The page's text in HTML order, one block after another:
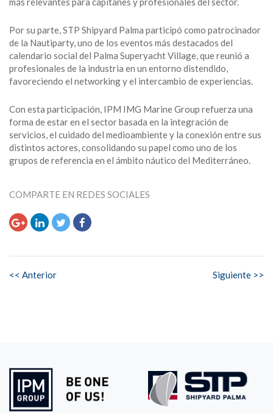
Por su parte, STP Shipyard Palma participó como patrocinador
de la Nautiparty, uno de los eventos más destacados del
calendario social del Palma Superyacht Village, que reunió a
profesionales de la industria en un entorno distendido,
favoreciendo el networking y el intercambio de experiencias.
Con esta participación, IPM IMG Marine Group refuerza una
forma de estar en el sector basada en la integración de
servicios, el cuidado del medioambiente y la conexión entre sus
distintos actores, consolidando su papel como uno de los
grupos de referencia en el ámbito náutico del Mediterráneo.
COMPARTE EN REDES SOCIALES
<< Anterior Siguiente >>